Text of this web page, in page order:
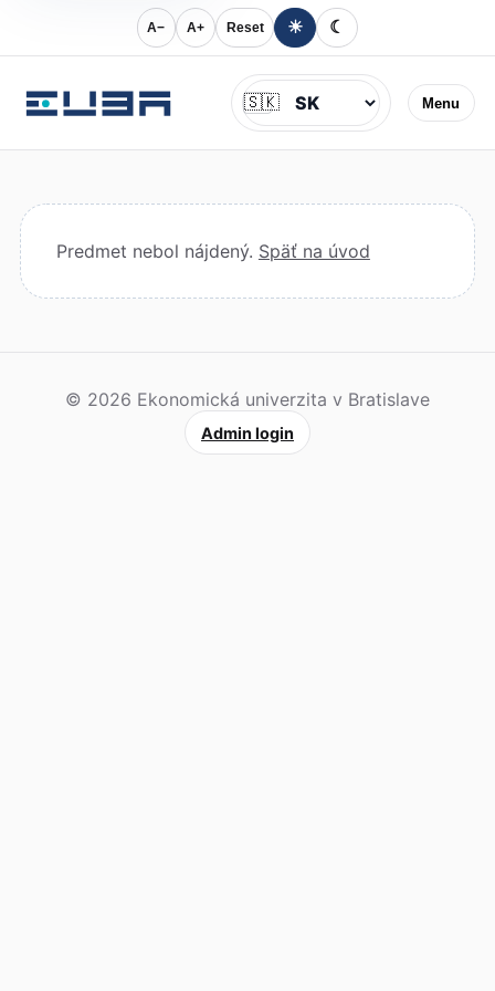
A− A+ Reset ☀ ☾
Menu
Jazyk
🇸🇰
Predmet nebol nájdený. Späť na úvod
© 2026 Ekonomická univerzita v Bratislave
Admin login